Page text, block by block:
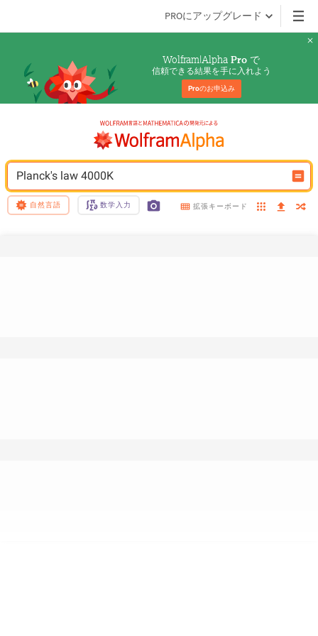
PROにアップグレード
Wolfram|Alpha Pro で
信頼できる結果を手に入れよう
Proのお申込み
Planck's law 4000K
自然言語 数学入力 拡張キーボード